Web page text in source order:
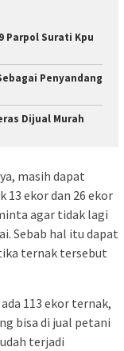
Parpol Surati Kpu
Penyandang
Dijual Murah
masih dapat
13 ekor dan 26 ekor
agar tidak lagi
Sebab hal itu dapat
ternak tersebut
113 ekor ternak,
bisa di jual petani
terjadi